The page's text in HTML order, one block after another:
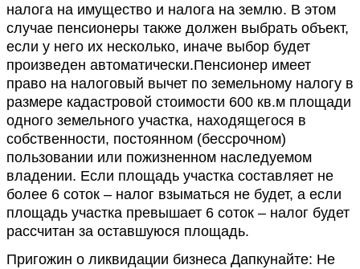
налога на имущество и налога на землю. В этом
случае пенсионеры также должен выбрать объект,
если у него их несколько, иначе выбор будет
произведен автоматически.Пенсионер имеет
право на налоговый вычет по земельному налогу в
размере кадастровой стоимости 600 кв.м площади
одного земельного участка, находящегося в
собственности, постоянном (бессрочном)
пользовании или пожизненном наследуемом
владении. Если площадь участка составляет не
более 6 соток – налог взыматься не будет, а если
площадь участка превышает 6 соток – налог будет
рассчитан за оставшуюся площадь.
Пригожин о ликвидации бизнеса Дапкунайте: Не